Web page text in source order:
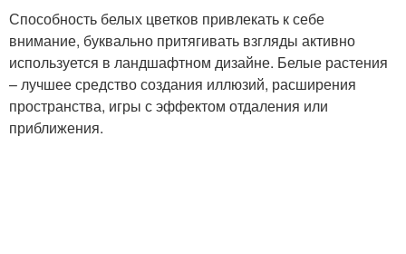
Способность белых цветков привлекать к себе
внимание, буквально притягивать взгляды активно
используется в ландшафтном дизайне. Белые растения
– лучшее средство создания иллюзий, расширения
пространства, игры с эффектом отдаления или
приближения.